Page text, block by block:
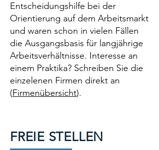
Entscheidungshilfe bei der
Orientierung auf dem Arbeitsmarkt
und waren schon in vielen Fällen
die Ausgangsbasis für langjährige
Arbeitsverhältnisse. Interesse an
einem Praktika? Schreiben Sie die
einzelenen Firmen direkt an
(Firmenübersicht).
FREIE STELLEN